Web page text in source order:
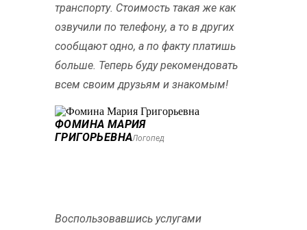
транспорту. Стоимость такая же как
озвучили по телефону, а то в других
сообщают одно, а по факту платишь
больше. Теперь буду рекомендовать
всем своим друзьям и знакомым!
ФОМИНА МАРИЯ
ГРИГОРЬЕВНАЛогопед
Воспользовавшись услугами